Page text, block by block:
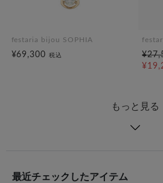
festaria bijou SOPHIA
¥69,300税込
もっと見る
最近チェックしたアイテム